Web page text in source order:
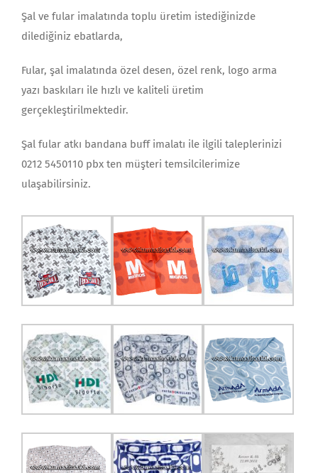
Şal ve fular imalatında toplu üretim istediğinizde
dilediğiniz ebatlarda,
Fular, şal imalatında özel desen, özel renk, logo arma
yazı baskıları ile hızlı ve kaliteli üretim
gerçekleştirilmektedir.
Şal fular atkı bandana buff imalatı ile ilgili taleplerinizi
0212 5450110 pbx ten müşteri temsilcilerimize
ulaşabilirsiniz.